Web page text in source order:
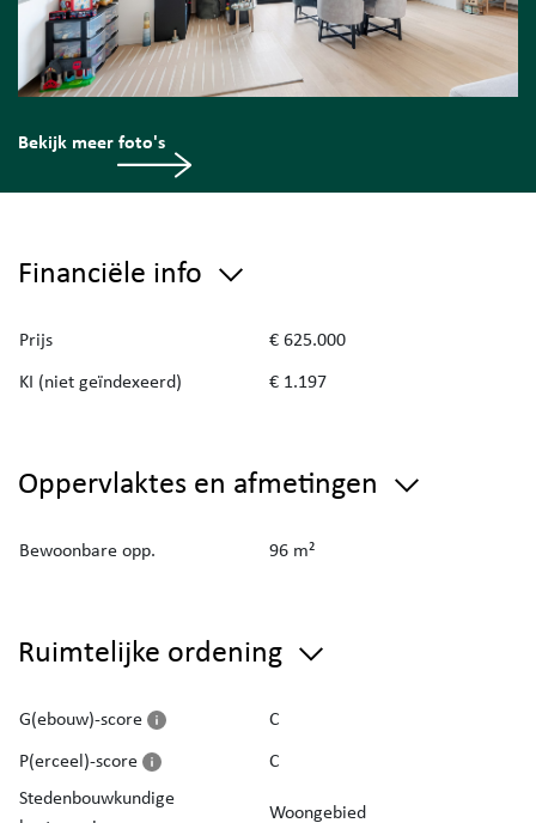
Bekijk meer foto's
Financiële info
Prijs
€ 625.000
KI (niet geïndexeerd)
€ 1.197
Oppervlaktes en afmetingen
Bewoonbare opp. 96 m²
Ruimtelijke ordening
G(ebouw)-score
C
P(erceel)-score
C
Stedenbouwkundige
Woongebied